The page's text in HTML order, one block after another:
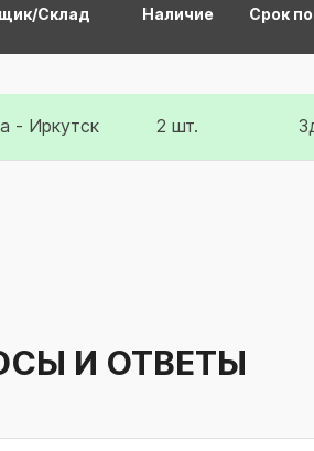
Склад Наличие Срок
- Иркутск 2 шт.
И ОТВЕТЫ